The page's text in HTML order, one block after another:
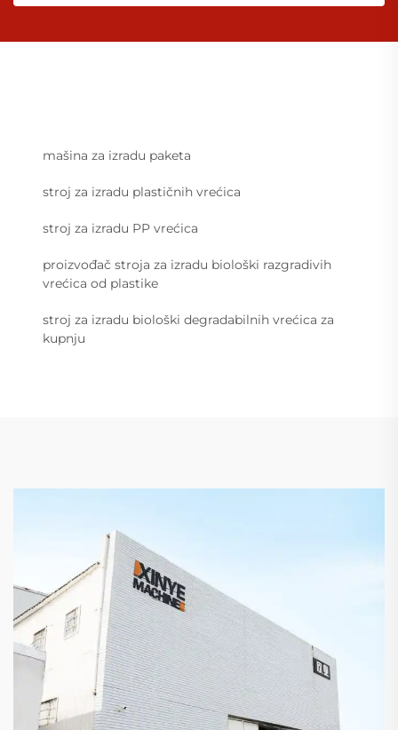
mašina za izradu paketa
stroj za izradu plastičnih vrećica
stroj za izradu PP vrećica
proizvođač stroja za izradu biološki razgradivih
vrećica od plastike
stroj za izradu biološki degradabilnih vrećica za
kupnju